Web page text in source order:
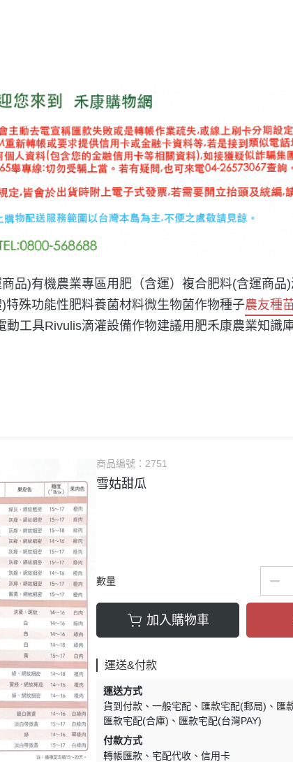
品)有機農業專區用肥（含運） 複合肥料(含運商品)
特殊功能性肥料養菌材料微生物菌作物種子農友種
動工具Rivulis滴灌設備作物建議用肥禾康農業知識
商品編號： 2751
雪姑甜瓜
數量
加入購物車
運送&付款
運送方式
貨到付款
一般宅配 匯款宅配(郵局)
匯
匯款宅配(合庫)
匯款宅配(台灣PAY)
付款方式
轉帳匯款
宅配代收 信用卡